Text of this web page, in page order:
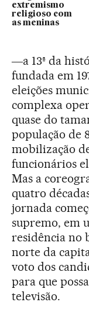
extremismo
religioso com
as meninas
―a 13ª da
fundada em
eleições
complexa
quase do
população de
mobilização
funcionários
Mas a
quatro
jornada
supremo, em
residência no
norte da
voto dos
para que
televisão.